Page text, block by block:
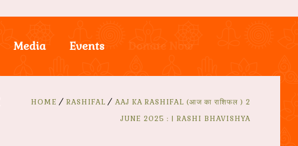
Media Events Donate Now
HOME RASHIFAL
AAJ KA RASHIFAL (आज का राशिफल ) 2
JUNE 2025 : | RASHI BHAVISHYA